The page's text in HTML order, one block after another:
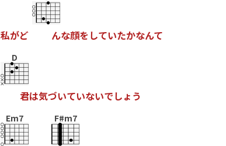
私がど んな顔をしていたかなんて
D
君は気づいていないでしょ う
Em7 F#m7